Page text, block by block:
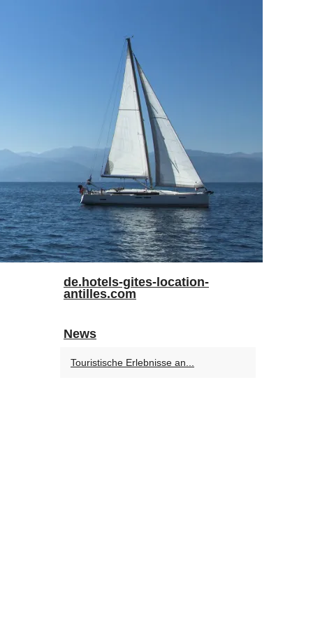
de.hotels-gites-location-
antilles.com
News
Touristische Erlebnisse an...